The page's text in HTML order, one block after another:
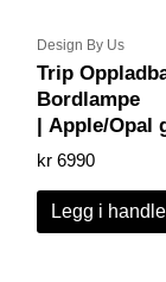
Design By Us
Trip
Bordlampe
| Apple/Opal
kr 6990
Legg i